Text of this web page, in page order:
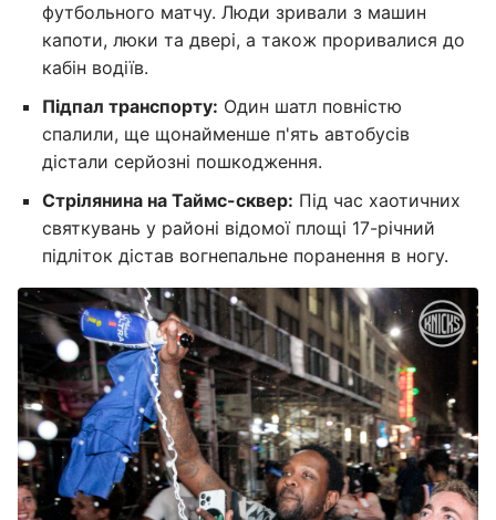
футбольного матчу. Люди зривали з машин
капоти, люки та двері, а також проривалися до
кабін водіїв.
Підпал транспорту: Один шатл повністю
спалили, ще щонайменше п'ять автобусів
дістали серйозні пошкодження.
Стрілянина на Таймс-сквер: Під час хаотичних
святкувань у районі відомої площі 17-річний
підліток дістав вогнепальне поранення в ногу.